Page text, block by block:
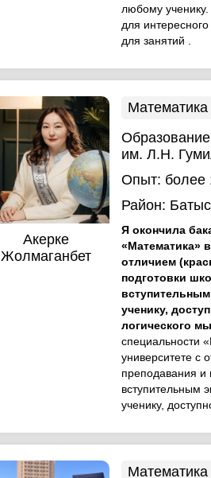
любому
для
для занятий .
Акерке
Жолмаганбет
Математика
им. Л.Н.
Опыт: более
Район:
Я окончила
«Математика»
отличием
подготовки
ученику,
логического
специальности
университете с
преподавания и
вступительным
ученику,
Математика